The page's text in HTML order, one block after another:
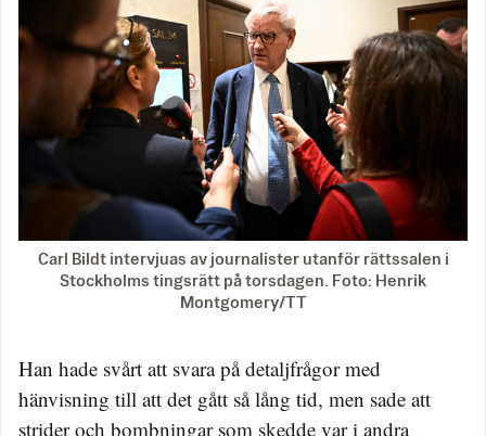
Carl Bildt intervjuas av journalister utanför rättssalen i
Stockholms tingsrätt på torsdagen. Foto: Henrik
Montgomery/TT
Han hade svårt att svara på detaljfrågor med
hänvisning till att det gått så lång tid, men sade att
strider och bombningar som skedde var i andra